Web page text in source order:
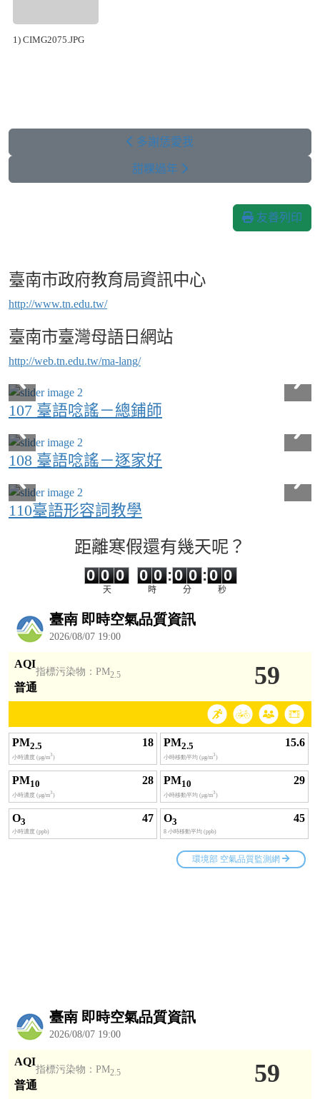
1) CIMG2075.JPG
多謝恁愛我
甜粿過年
友善列印
臺南市政府教育局資訊中心
http://www.tn.edu.tw/
臺南市臺灣母語日網站
http://web.tn.edu.tw/ma-lang/
107 臺語唸謠－總鋪師
108 臺語唸謠－逐家好
110臺語形容詞教學
距離寒假還有幾天呢？
0
0
0
0
0
0
天
0
0
0
0
時
:
0
0
0
0
分
:
0
0
0
0
秒